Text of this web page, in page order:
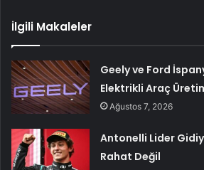
İlgili Makaleler
Geely ve Ford
Elektrikli Araç
Ağustos 7, 2026
Antonelli Lider
Rahat Değil